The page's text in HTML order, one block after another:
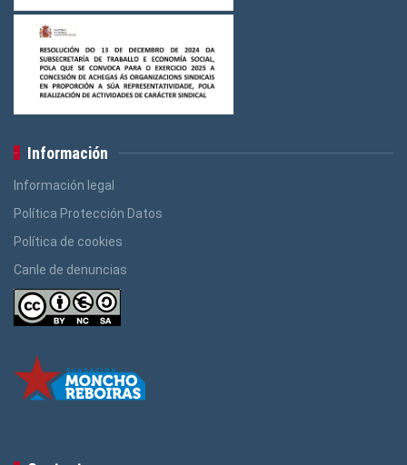
Información
Información legal
Política Protección Datos
Política de cookies
Canle de denuncias